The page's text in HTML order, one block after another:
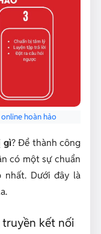
hoàn hảo
gì? Để thành công
có một sự chuẩn
Dưới đây là
truyền kết nối